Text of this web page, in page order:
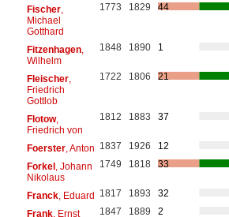
Fischer,
Michael
Gotthard
1773 1829 44
Fitzenhagen,
Wilhelm
1848 1890 1
Fleischer,
Friedrich
Gottlob
1722 1806 21
Flotow,
Friedrich von
1812 1883 37
Foerster, Anton 1837 1926
12
Forkel, Johann
Nikolaus
1749 1818 33
Franck, Eduard 1817 1893
32
Frank, Ernst 1847 1889 2